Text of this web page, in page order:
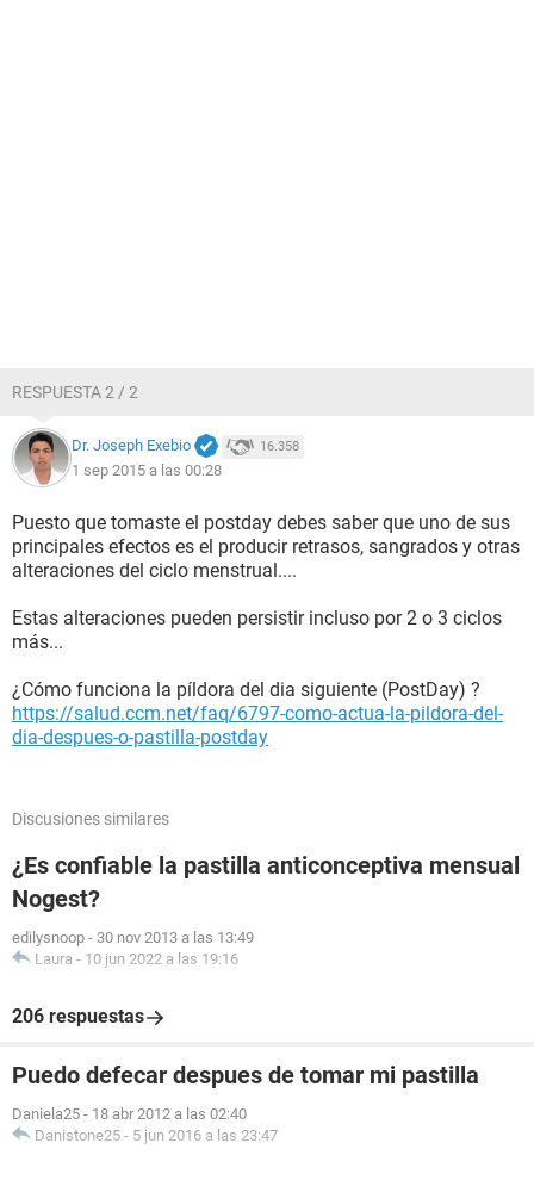
RESPUESTA 2 / 2
Dr. Joseph Exebio 16.358
1 sep 2015 a las 00:28
Puesto que tomaste el postday debes saber que uno de sus
principales efectos es el producir retrasos, sangrados y otras
alteraciones del ciclo menstrual....
Estas alteraciones pueden persistir incluso por 2 o 3 ciclos
más...
¿Cómo funciona la píldora del dia siguiente (PostDay) ?
https://salud.ccm.net/faq/6797-como-actua-la-pildora-del-
dia-despues-o-pastilla-postday
Discusiones similares
¿Es confiable la pastilla anticonceptiva mensual
Nogest?
edilysnoop - 30 nov 2013 a las 13:49
Laura - 10 jun 2022 a las 19:16
206 respuestas
Puedo defecar despues de tomar mi pastilla
Daniela25 - 18 abr 2012 a las 02:40
Danistone25 - 5 jun 2016 a las 23:47